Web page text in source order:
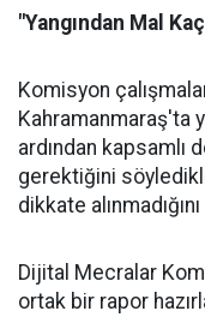
"Yangından Mal
Komisyon
Kahramanmaraş'ta
ardından kapsamlı
gerektiğini
dikkate
Dijital Mecralar
ortak bir rapor